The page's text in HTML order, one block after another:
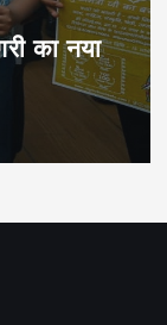
का नया